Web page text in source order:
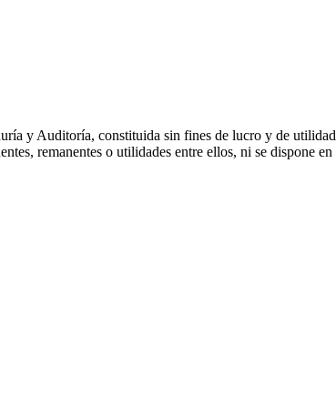
y Auditoría, constituida sin fines de lucro y de
remanentes o utilidades entre ellos, ni se dispone